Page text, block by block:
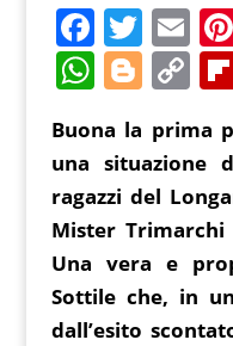
F
a
c
e
b
o
o
k
T
w
itt
er
E
m
ai
l
W
at
s
A
p
p
Bl
g
g
er
C
p
y
Li
n
k
Buona la prima
una situazione
ragazzi del
Mister Trimarchi
Una vera e
Sottile che, in
dall’esito